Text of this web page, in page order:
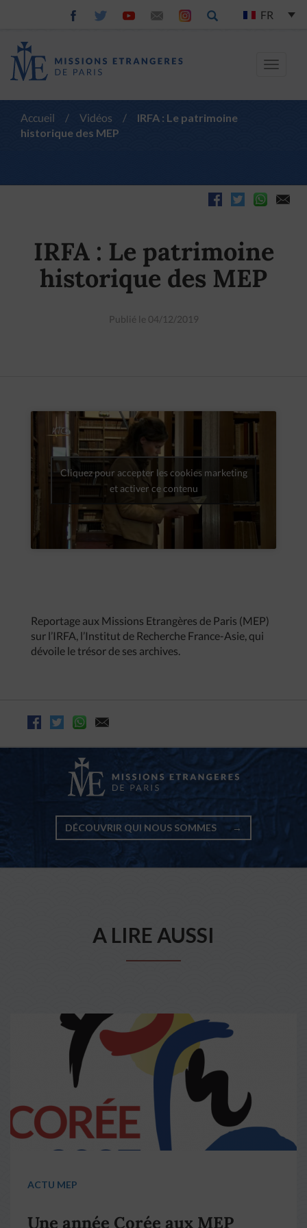
FR
Toggle
Accueil / Vidéos /
IRFA : Le patrimoine
historique des MEP
IRFA : Le patrimoine
historique des MEP
Publié le 04/12/2019
Cliquez pour accepter les cookies marketing
et activer ce contenu
Reportage aux Missions Etrangères de Paris (MEP)
sur l’IRFA, l’Institut de Recherche France-Asie, qui
dévoile le trésor de ses archives.
DÉCOUVRIR QUI NOUS SOMMES →
A LIRE AUSSI
ACTU MEP
Une année Corée aux MEP